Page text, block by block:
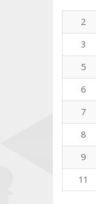
2
3
5
6
7
8
9
11